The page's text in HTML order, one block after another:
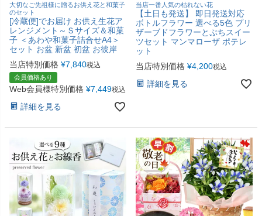
大切なご先祖様に贈るお供え花と和菓子
のセット
[冷蔵便]でお届け お供え生花ア
レンジメント～Ｓサイズ＆和菓
子 ＜あわや和菓子詰合せA4＞
セット お盆 新盆 初盆 お彼岸
当店特別価格 ¥7,840税込
会員価格あり
Web会員様特別価格 ¥7,449税込
詳細を見る
当店一番人気の枯れない花
【土日も発送】 即日発送対応
ボトルフラワー 選べる5色 プリ
ザーブドフラワーとぷちスイー
ツセット マンマローザ ポテレ
ット
当店特別価格 ¥4,200税込
詳細を見る